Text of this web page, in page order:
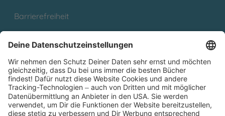
Barrierefreiheit
Partnerprogramm (Affiliate)
Folge uns auf